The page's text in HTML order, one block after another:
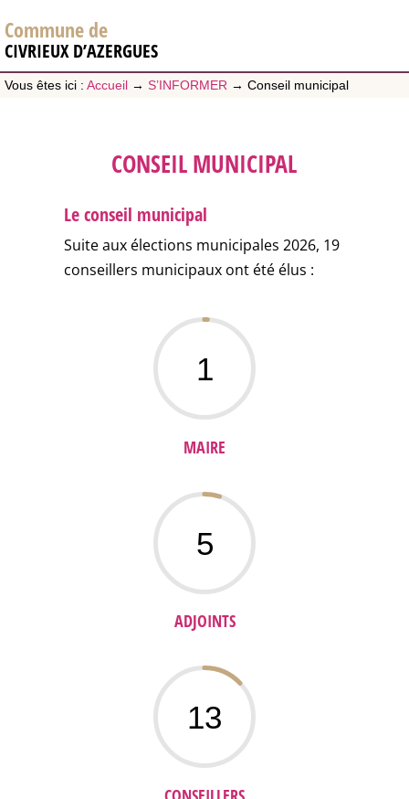
Commune de
CIVRIEUX D’AZERGUES
Vous êtes ici : Accueil → S’INFORMER → Conseil municipal
CONSEIL MUNICIPAL
Le conseil municipal
Suite aux élections municipales 2026, 19
conseillers municipaux ont été élus :
1
MAIRE
5
ADJOINTS
13